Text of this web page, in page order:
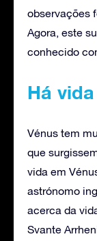
observações
Agora, este
conhecido
Há
Vénus tem
que
vida em
astrónomo
acerca da
Svante